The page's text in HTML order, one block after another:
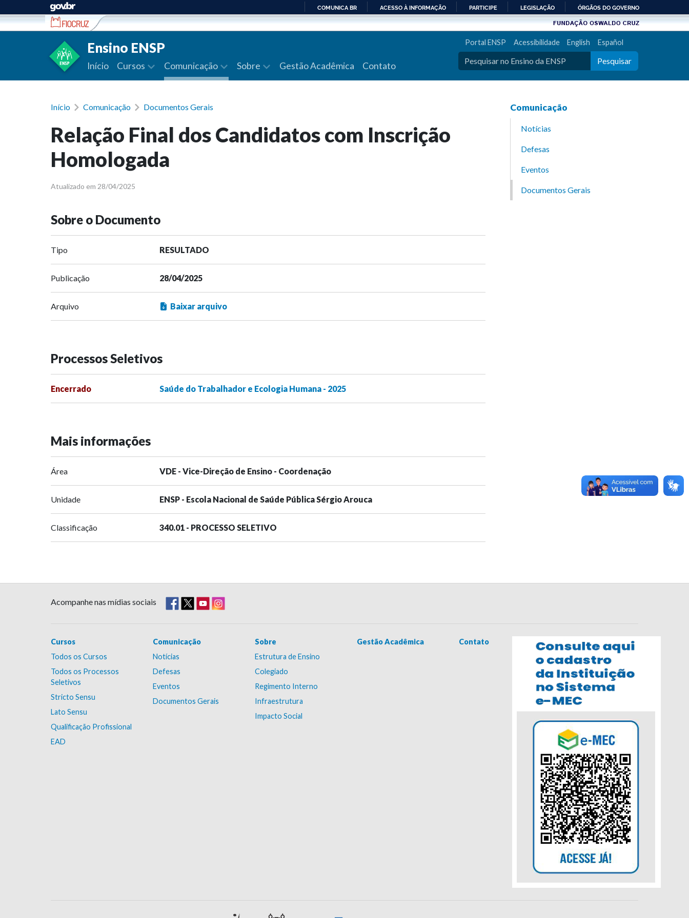
Ir para conteúdo
PARA
COMUNICA BR ACESSO À INFORMAÇÃO PARTICIPE LEGISLAÇÃO ÓRGÃOS DO GOVERNO
Ensino ENSP
Início Cursos Comunicação Sobre Gestão Acadêmica Contato
Portal ENSP Acessibilidade English Español
Pesquisar
Início Comunicação Documentos Gerais
Relação Final dos Candidatos com Inscrição
Homologada
Atualizado em 28/04/2025
Sobre o Documento
Tipo RESULTADO
Publicação 28/04/2025
Arquivo Baixar arquivo
Processos Seletivos
Encerrado Saúde do Trabalhador e Ecologia Humana - 2025
Mais informações
Área VDE - Vice-Direção de Ensino - Coordenação
Unidade ENSP - Escola Nacional de Saúde Pública Sérgio Arouca
Classificação 340.01 - PROCESSO SELETIVO
Comunicação
Notícias
Defesas
Eventos
Documentos Gerais
Acompanhe nas mídias sociais
Cursos
Todos os Cursos
Todos os Processos
Seletivos
Stricto Sensu
Lato Sensu
Qualificação Profissional
EAD
Comunicação
Notícias
Defesas
Eventos
Documentos Gerais
Sobre
Estrutura de Ensino
Colegiado
Regimento Interno
Infraestrutura
Impacto Social
Gestão Acadêmica Contato